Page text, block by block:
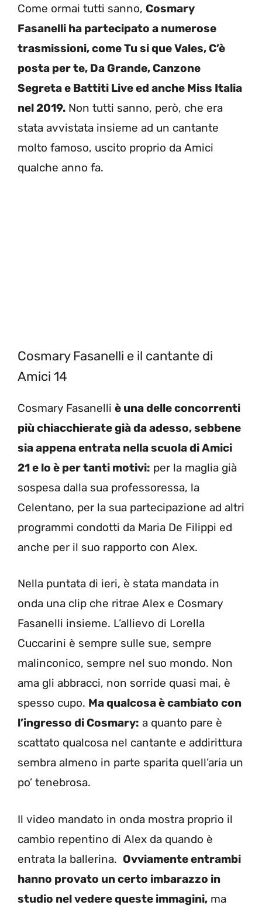
Come ormai tutti sanno, Cosmary
Fasanelli ha partecipato a numerose
trasmissioni, come Tu si que Vales, C’è
posta per te, Da Grande, Canzone
Segreta e Battiti Live ed anche Miss Italia
nel 2019. Non tutti sanno, però, che era
stata avvistata insieme ad un cantante
molto famoso, uscito proprio da Amici
qualche anno fa.
Cosmary Fasanelli e il cantante di
Amici 14
Cosmary Fasanelli è una delle concorrenti
più chiacchierate già da adesso, sebbene
sia appena entrata nella scuola di Amici
21 e lo è per tanti motivi: per la maglia già
sospesa dalla sua professoressa, la
Celentano, per la sua partecipazione ad altri
programmi condotti da Maria De Filippi ed
anche per il suo rapporto con Alex.
Nella puntata di ieri, è stata mandata in
onda una clip che ritrae Alex e Cosmary
Fasanelli insieme. L’allievo di Lorella
Cuccarini è sempre sulle sue, sempre
malinconico, sempre nel suo mondo. Non
ama gli abbracci, non sorride quasi mai, è
spesso cupo. Ma qualcosa è cambiato con
l’ingresso di Cosmary: a quanto pare è
scattato qualcosa nel cantante e addirittura
sembra almeno in parte sparita quell’aria un
po’ tenebrosa.
Il video mandato in onda mostra proprio il
cambio repentino di Alex da quando è
entrata la ballerina. Ovviamente entrambi
hanno provato un certo imbarazzo in
studio nel vedere queste immagini, ma